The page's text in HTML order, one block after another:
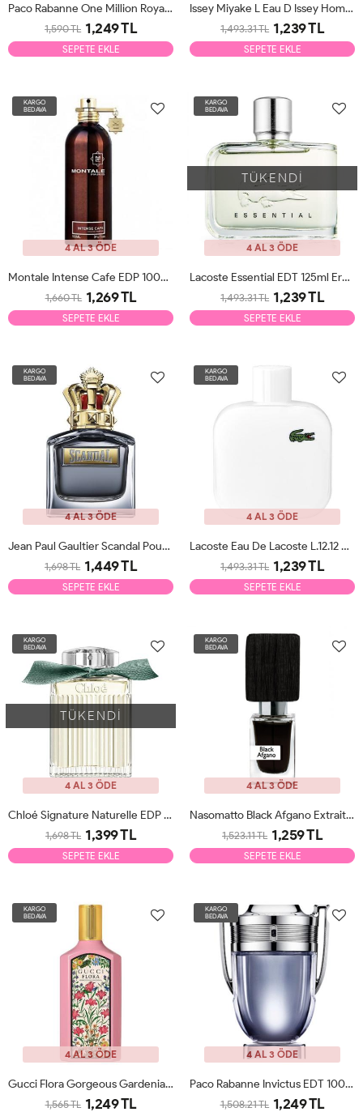
Paco Rabanne One Million Royal EDP 100ml Erkek Parfüm Tester
1,590 TL 1,249 TL
SEPETE EKLE
Issey Miyake L Eau D Issey Homme EDT 125ml Erkek Parfüm Tester
1,493.31 TL 1,239 TL
SEPETE EKLE
KARGO
BEDAVA
4 AL 3 ÖDE
Montale Intense Cafe EDP 100ml Unisex Parfüm Tester
1,660 TL 1,269 TL
SEPETE EKLE
KARGO
BEDAVA
4 AL 3 ÖDE
TÜKENDİ
Lacoste Essential EDT 125ml Erkek Parfüm Tester
1,493.31 TL 1,239 TL
SEPETE EKLE
KARGO
BEDAVA
4 AL 3 ÖDE
Jean Paul Gaultier Scandal Pour Homme EDT 100ml Erkek Parfüm Tester
1,698 TL 1,449 TL
SEPETE EKLE
KARGO
BEDAVA
4 AL 3 ÖDE
Lacoste Eau De Lacoste L.12.12 Blanc Edt 100ml Erkek Parfüm Tester
1,493.31 TL 1,239 TL
SEPETE EKLE
KARGO
BEDAVA
4 AL 3 ÖDE
TÜKENDİ
Chloé Signature Naturelle EDP 100ml Kadın Parfüm Tester
1,698 TL 1,399 TL
SEPETE EKLE
KARGO
BEDAVA
4 AL 3 ÖDE
Nasomatto Black Afgano Extrait De Parfum 30ml Erkek Parfüm Tester
1,523.11 TL 1,259 TL
SEPETE EKLE
KARGO
BEDAVA
4 AL 3 ÖDE
Gucci Flora Gorgeous Gardenia EDP 100ml Kadın Parfüm Tester
1,565 TL 1,249 TL
KARGO
BEDAVA
4 AL 3 ÖDE
Paco Rabanne Invictus EDT 100ml Erkek Parfüm Tester
1,508.21 TL 1,249 TL